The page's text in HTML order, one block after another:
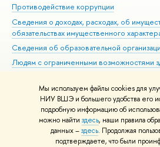
Мы используем файлы cookies для
НИУ ВШЭ и большего удобства его
подробную информацию об
можно найти здесь, наши правила
данных –здесь. Продолжая
подтверждаете, что были
Противодействие коррупции
Сведения о доходах, расходах, об
обязательствах имущественного
Сведения об образовательной
Людям с ограниченными возможностями
Работа в Вышке